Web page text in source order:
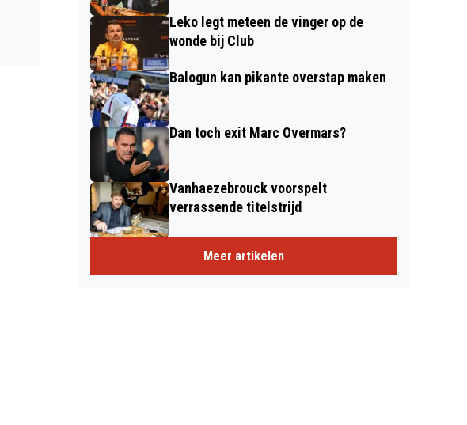
Leko legt meteen de vinger op de
wonde bij Club
Balogun kan pikante overstap maken
Dan toch exit Marc Overmars?
Vanhaezebrouck voorspelt
verrassende titelstrijd
Meer artikelen